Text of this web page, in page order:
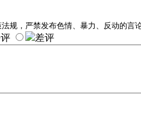
规，严禁发布色情、暴力、反动的言
差评